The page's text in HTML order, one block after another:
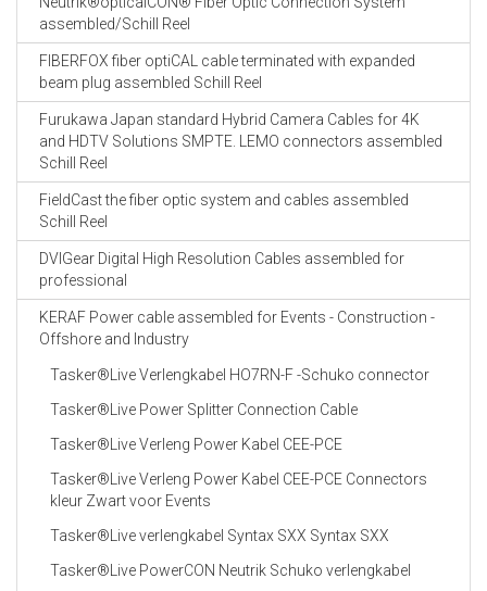
assembled/Schill Reel
FIBERFOX fiber optiCAL cable terminated with expanded
beam plug assembled Schill Reel
Furukawa Japan standard Hybrid Camera Cables for 4K
and HDTV Solutions SMPTE. LEMO connectors assembled
Schill Reel
FieldCast the fiber optic system and cables assembled
Schill Reel
DVIGear Digital High Resolution Cables assembled for
professional
KERAF Power cable assembled for Events - Construction -
Offshore and Industry
Tasker®Live Verlengkabel HO7RN-F -Schuko connector
Tasker®Live Power Splitter Connection Cable
Tasker®Live Verleng Power Kabel CEE-PCE
Tasker®Live Verleng Power Kabel CEE-PCE Connectors
kleur Zwart voor Events
Tasker®Live verlengkabel Syntax SXX Syntax SXX
Tasker®Live PowerCON Neutrik Schuko verlengkabel